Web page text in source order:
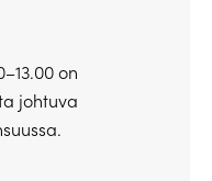
on
johtuva